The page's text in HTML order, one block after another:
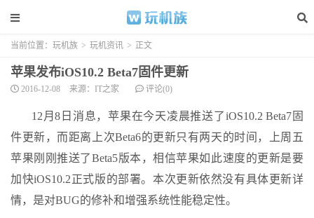
当前位置： 玩机族 > 玩机资讯 > 正文
苹果发布iOS10.2 Beta7固件更新
2016-12-08 来源：IT之家 评论(0)
12月8日消息，苹果在今天凌晨推送了iOS10.2 Beta7固
件更新，而距离上次Beta6的更新只有两天的时间，上周五
苹果刚刚推送了Beta5版本，相信苹果如此速度的更新是要
加快iOS10.2正式版的部署。本次更新依然没有具体更新详
情，是对BUG的修补和增强系统性能稳定性。